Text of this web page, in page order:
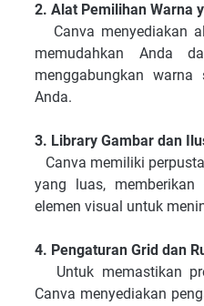
2. Alat Pemilihan Warna
Canva menyediakan
memudahkan Anda
menggabungkan warna
Anda.
3. Library Gambar dan
Canva memiliki
yang luas,
elemen visual untuk
4. Pengaturan Grid dan
Untuk memastikan
Canva menyediakan